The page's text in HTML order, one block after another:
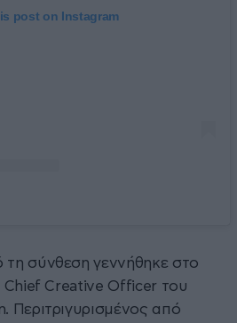
post on Instagram
σύνθεση γεννήθηκε στο
Chief Creative Officer του
Περιτριγυρισμένος από